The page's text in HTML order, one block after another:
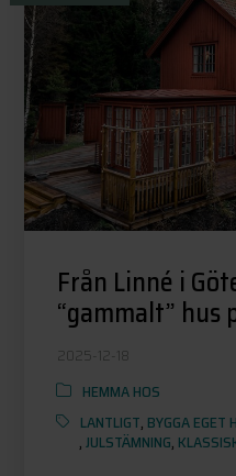
Från Linné i
“gammalt” hus
2025-12-18
HEMMA HOS
LANTLIGT, BYGGA EGET
,JULSTÄMNING,